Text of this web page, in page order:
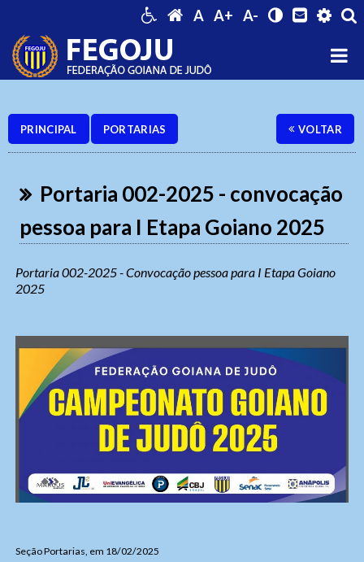
A A+ A-
PRINCIPAL PORTARIAS VOLTAR
Portaria 002-2025 - convocação
pessoa para I Etapa Goiano 2025
Portaria 002-2025 - Convocação pessoa para I Etapa Goiano
2025
Seção Portarias, em 18/02/2025